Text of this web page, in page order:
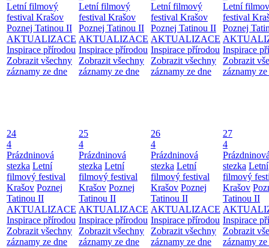
Letní filmový
festival Krašov
Poznej Tatinou II
AKTUALIZACE
Inspirace přírodou
Zobrazit všechny
záznamy ze dne
Letní filmový
festival Krašov
Poznej Tatinou II
AKTUALIZACE
Inspirace přírodou
Zobrazit všechny
záznamy ze dne
Letní filmový
festival Krašov
Poznej Tatinou II
AKTUALIZACE
Inspirace přírodou
Zobrazit všechny
záznamy ze dne
Letní
festival
Poznej
Inspirace
Zobrazit
záznamy
24
4
Prázdninová
stezka Letní
filmový festival
Krašov Poznej
Tatinou II
AKTUALIZACE
Inspirace přírodou
Zobrazit všechny
záznamy ze dne
25
4
Prázdninová
stezka Letní
filmový festival
Krašov Poznej
Tatinou II
AKTUALIZACE
Inspirace přírodou
Zobrazit všechny
záznamy ze dne
26
4
Prázdninová
stezka Letní
filmový festival
Krašov Poznej
Tatinou II
AKTUALIZACE
Inspirace přírodou
Zobrazit všechny
záznamy ze dne
27
4
stezka Letní
filmový
Krašov
Tatinou II
Inspirace
Zobrazit
záznamy